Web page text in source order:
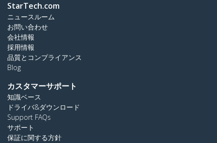
StarTech.com
ニュースルーム
お問い合わせ
会社情報
採用情報
品質とコンプライアンス
Blog
カスタマーサポート
知識ベース
ドライバ&ダウンロード
Support FAQs
サポート
保証に関する方針